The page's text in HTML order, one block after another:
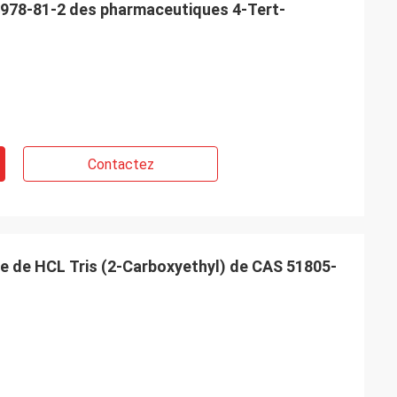
de Feiming
vraiment
service
81-2 des pharmaceutiques 4-Tert-
Contactez
de HCL Tris (2-Carboxyethyl) de CAS 51805-